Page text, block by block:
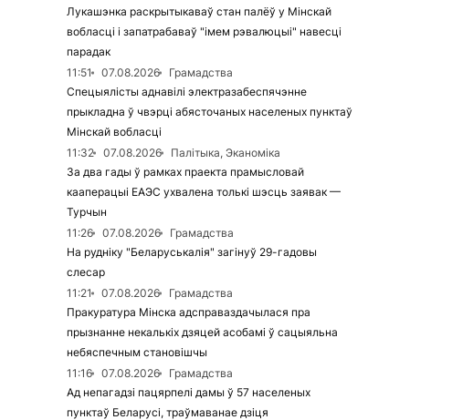
Лукашэнка раскрытыкаваў стан палёў у Мінскай
вобласці і запатрабаваў "імем рэвалюцыі" навесці
парадак
11:51
07.08.2026
Грамадства
Спецыялісты аднавілі электразабеспячэнне
прыкладна ў чвэрці абясточаных населеных пунктаў
Мінскай вобласці
11:32
07.08.2026
Палітыка, Эканоміка
За два гады ў рамках праекта прамысловай
кааперацыі ЕАЭС ухвалена толькі шэсць заявак —
Турчын
11:26
07.08.2026
Грамадства
На рудніку "Беларуськалія" загінуў 29-гадовы
слесар
11:21
07.08.2026
Грамадства
Пракуратура Мінска адсправаздачылася пра
прызнанне некалькіх дзяцей асобамі ў сацыяльна
небяспечным становішчы
11:16
07.08.2026
Грамадства
Ад непагадзі пацярпелі дамы ў 57 населеных
пунктаў Беларусі, траўмаванае дзіця